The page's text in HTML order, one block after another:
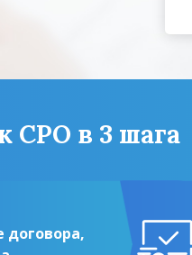
СРО в 3 шага
договора,